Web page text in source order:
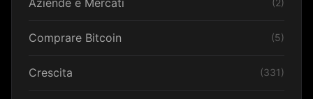
(2)
Comprare Bitcoin (5)
Crescita (331)